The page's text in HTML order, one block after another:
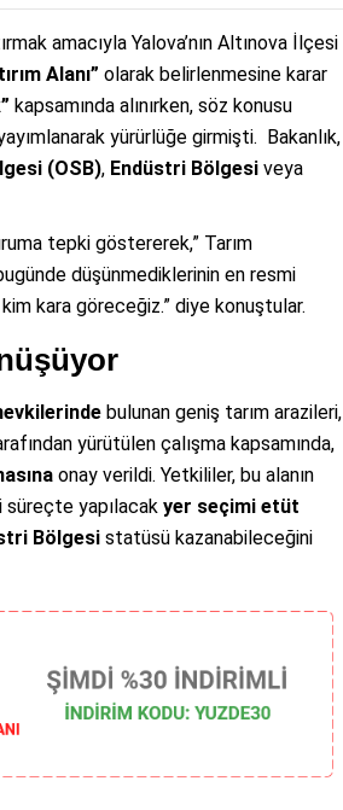
amacıyla Yalova’nın Altınova İlçesi
Alanı” olarak belirlenmesine karar
kapsamında alınırken, söz konusu
yürürlüğe girmişti. Bakanlık,
(OSB), Endüstri Bölgesi veya
tepki göstererek,” Tarım
düşünmediklerinin en resmi
kara göreceğiz.” diye konuştular.
bulunan geniş tarım arazileri,
yürütülen çalışma kapsamında,
onay verildi. Yetkililer, bu alanın
süreçte yapılacak yer seçimi etüt
Bölgesi statüsü kazanabileceğini